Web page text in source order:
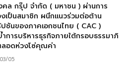
คล กรุ๊ป จำกัด ( มหาชน ) ผ่านการ
เป็นสมาชิก ผนึกแนวร่วมต่อต้าน
ชันของภาคเอกชนไทย ( CAC )
การบริหารธุรกิจภายใต้กรอบธรรมาภิ
อดห่วงโซ่คุณค่า
05